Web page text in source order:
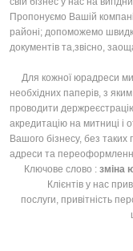
Пропонуємо Вашій
районі; допоможемо
документів та,звісно,
Для кожної юрадреси
необхідних паперів, з
проводити
акредитацію на митниці і
Вашого бізнесу, без
адреси та
Ключове слово : зміна
Клієнтів у нас
послуги, привітність